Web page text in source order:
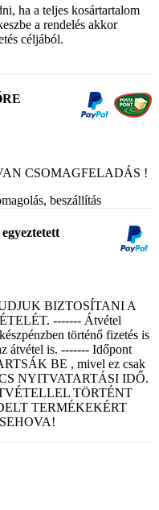
ha a teljes kosártartalom
a rendelés akkor
céljából.
CSOMAGFELADÁS !
beszállítás
BIZTOSÍTANI A
------- Átvétel
történő fizetés is
átvétel is. ------- Időpont
BE , mivel ez csak
NYITVATARTÁSI IDŐ.
TÖRTÉNT
TERMÉKEKÉRT